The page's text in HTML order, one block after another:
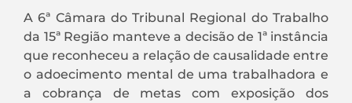
A 6ª Câmara do Tribunal Regional do Trabalho
da 15ª Região manteve a decisão de 1ª instância
que reconheceu a relação de causalidade entre
o adoecimento mental de uma trabalhadora e
a cobrança de metas com exposição dos